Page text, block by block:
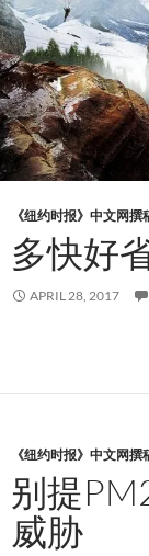
《纽约时报》中文网撰
多快好
APRIL 28, 2017
《纽约时报》中文网撰
别提
威胁